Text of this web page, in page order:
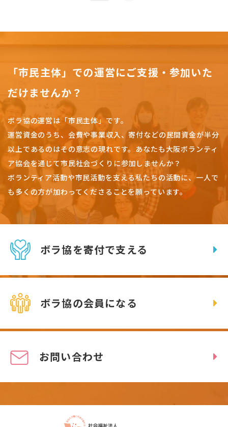
「市民主体」での運営にご支援・参加いた
だけませんか？
ボラ協の運営は「市民主体」です。
運営資金のうち、会費や事業収入、寄付などの民間資金が半分
以上であるのはその意志の現れです。 あなたも大阪ボランティ
ア協会を通じて市民社会づくりに参加しませんか？
ボランティア活動や市民活動を支える私たちの活動に、一人で
も多くの方が加わってくださることを願っています。
ボラ協を寄付で支える
ボラ協の会員になる
お問い合わせ